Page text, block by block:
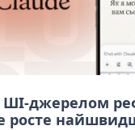
ШІ-джерелом
росте